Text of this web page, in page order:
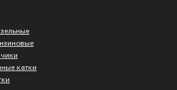
катки